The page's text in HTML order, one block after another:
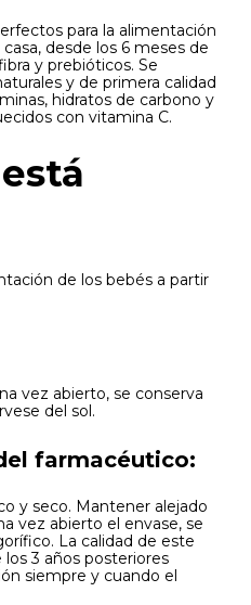
para la alimentación
desde los 6 meses de
y prebióticos. Se
y de primera calidad
hidratos de carbono y
con vitamina C.
de los bebés a partir
vez abierto, se conserva
del sol.
farmacéutico:
y seco. Mantener alejado
vez abierto el envase, se
La calidad de este
3 años posteriores
siempre y cuando el